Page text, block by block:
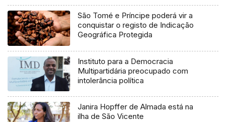
São Tomé e Príncipe poderá vir a
conquistar o registo de Indicação
Geográfica Protegida
Instituto para a Democracia
Multipartidária preocupado com
intolerância política
Janira Hopffer de Almada está na
ilha de São Vicente